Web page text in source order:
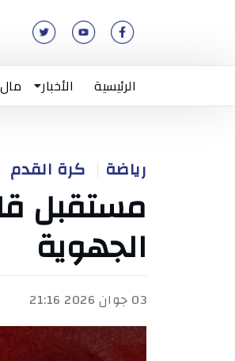
الرئيسية الأخبار
رياضة كرة القدم
مستقبل
الجهوية
03 جوان 2026 21:16